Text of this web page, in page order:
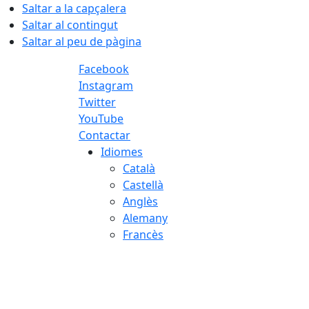
Saltar a la capçalera
Saltar al contingut
Saltar al peu de pàgina
Facebook
Instagram
Twitter
YouTube
Contactar
Idiomes
Català
Castellà
Anglès
Alemany
Francès